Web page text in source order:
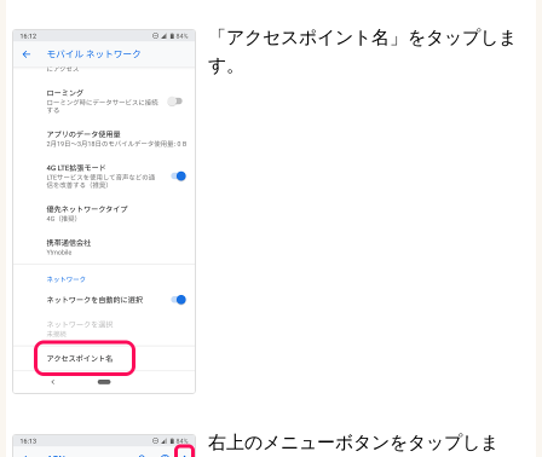
「アクセスポイント名」をタップしま
す。
右上のメニューボタンをタップしま